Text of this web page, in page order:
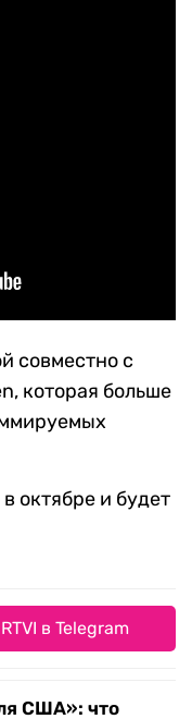
совместно с
которая больше
октябре и будет
в Telegram
США»: что